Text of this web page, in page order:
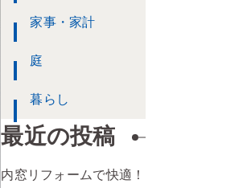
家事・家計
庭
暮らし
最近の投稿
内窓リフォームで快適！